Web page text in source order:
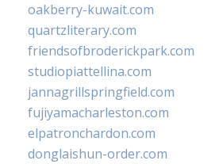
oakberry-kuwait.com
quartzliterary.com
friendsofbroderickpark.com
studiopiattellina.com
jannagrillspringfield.com
fujiyamacharleston.com
elpatronchardon.com
donglaishun-order.com